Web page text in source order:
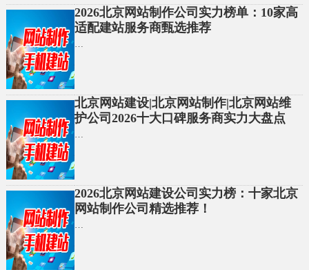
2026北京网站制作公司实力榜单：10家高
适配建站服务商甄选推荐
…
北京网站建设|北京网站制作|北京网站维
护公司2026十大口碑服务商实力大盘点
…
2026北京网站建设公司实力榜：十家北京
网站制作公司精选推荐！
…